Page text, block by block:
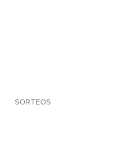
SORTEOS